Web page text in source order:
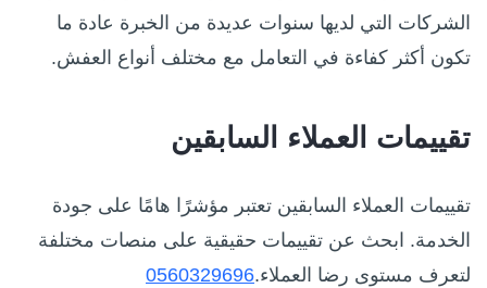
الشركات التي لديها سنوات عديدة من الخبرة عادة ما
تكون أكثر كفاءة في التعامل مع مختلف أنواع العفش.
تقييمات العملاء السابقين
تقييمات العملاء السابقين تعتبر مؤشرًا هامًا على جودة
الخدمة. ابحث عن تقييمات حقيقية على منصات مختلفة
لتعرف مستوى رضا العملاء.0560329696